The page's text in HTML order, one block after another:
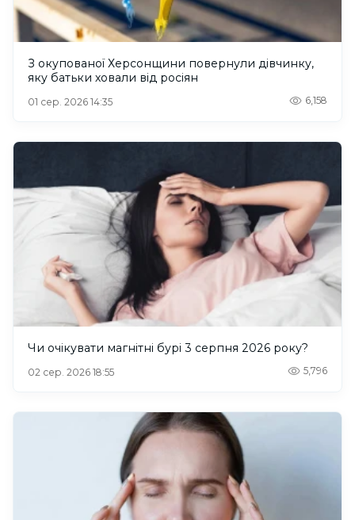
З окупованої Херсонщини повернули дівчинку,
яку батьки ховали від росіян
01 сер. 2026 14:35 6,158
Чи очікувати магнітні бурі 3 серпня 2026 року?
02 сер. 2026 18:55 5,796